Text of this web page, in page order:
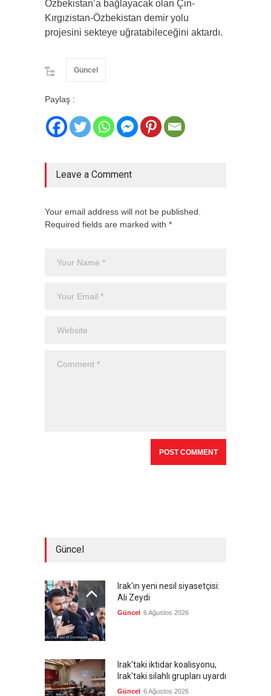
Özbekistan’a bağlayacak olan Çin-
Kırgızistan-Özbekistan demir yolu
projesini sekteye uğratabileceğini aktardı.
Güncel
Paylaş :
Leave a Comment
Your email address will not be published.
Required fields are marked with *
Güncel
Irak'ın yeni nesil siyasetçisi:
Ali Zeydi
Güncel 6 Ağustos 2026
Irak'taki iktidar koalisyonu,
Irak'taki silahlı grupları uyardı
Güncel 6 Ağustos 2026